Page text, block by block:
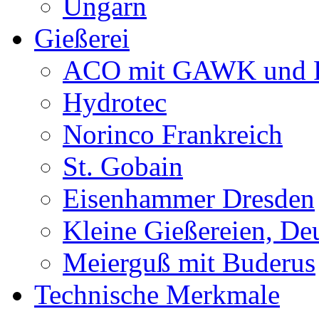
Ungarn
Gießerei
ACO mit GAWK und
Hydrotec
Norinco Frankreich
St. Gobain
Eisenhammer Dresden
Kleine Gießereien,
Meierguß mit Buderus
Technische Merkmale